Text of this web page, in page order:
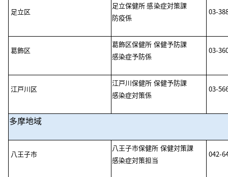
足立区
足立保健所 感染症対策課
防疫係
03-
葛飾区
葛飾区保健所 保健予防課
感染症予防係
03-
江戸川区
江戸川保健所 保健予防課
感染症対策係
03-
多摩地域
八王子市
八王子市保健所 保健対策課
感染症対策担当
042-